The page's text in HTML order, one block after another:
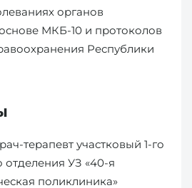
органов
МКБ-10 и протоколов
Республики
терапевт участковый 1-го
отделения УЗ «40-я
поликлиника»